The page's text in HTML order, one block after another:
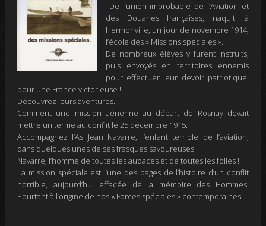
De l’union improbable de l’Aviation et
des Douanes françaises, naquit
à
Hermonville, un jour de novembre 1914,
l’école des » Missions spéciales ».
De nombreux élèves y furent instruits,
puis envoyés en territoires ennemis
pour effectuer leur devoir patriotique,
pour une France victorieuse !
Découvrez leurs aventures.
Comment une mission aérienne au départ de Rosnay devait
mettre un terme au conflit le 25 décembre 1915.
Accompagnez l’As Jean Navarre, l’enfant terrible de l’aviation,
dans quelques unes de ses frasques savoureuses.
Navarre, l’homme de toutes les audaces et de toutes les folies !
La mission spéciale est l’une des pages de l’histoire d’un conflit
horrible, aujourd’hui effacée de la mémoire des Hommes.
Pourtant à l’origine de nos « Forces spéciales » contemporaines.